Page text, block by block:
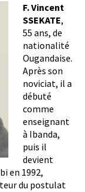
F. Vincent
SSEKATE,
55 ans, de
nationalité
Ougandaise.
Après son
noviciat, il a
débuté
comme
enseignant
à Ibanda,
puis il
devient
en 1992,
du postulat